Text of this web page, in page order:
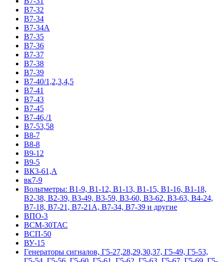
В7-32
В7-34
В7-34А
В7-35
В7-36
В7-37
В7-38
В7-39
В7-40/1,2,3,4,5
В7-41
В7-43
В7-45
В7-46,/1
В7-53,58
В8-7
В8-8
В9-12
В9-5
ВК3-61,А
вк7-9
Вольтметры: В1-9, В1-12, В1-13, В1-15, В1-16, В1-18,
В2-38, В2-39, В3-49, В3-59, В3-60, В3-62, В3-63, В4-24,
В7-18, В7-21, В7-21А, В7-34, В7-39 и другие
ВПО-3
ВСМ-30ТАС
ВСП-50
ВУ-15
Гeнepaтopы cигнaлoв, Г5-27,28,29,30,37, Г5-49, Г5-53,